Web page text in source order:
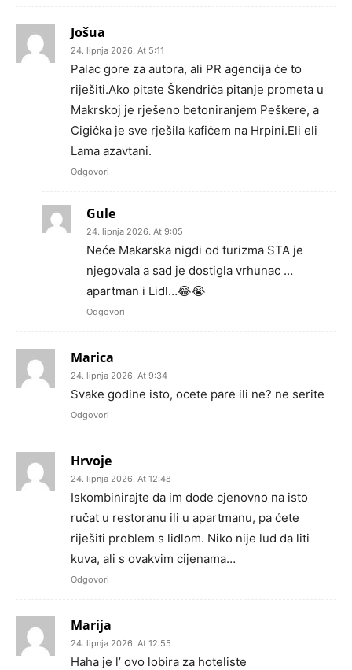
Jošua
24. lipnja 2026. At 5:11
Palac gore za autora, ali PR agencija ċe to
riješiti.Ako pitate Škendriċa pitanje prometa u
Makrskoj je rješeno betoniranjem Peškere, a
Cigiċka je sve rješila kafiċem na Hrpini.Eli eli
Lama azavtani.
Odgovori
Gule
24. lipnja 2026. At 9:05
Neće Makarska nigdi od turizma STA je
njegovala a sad je dostigla vrhunac …
apartman i Lidl…😂😭
Odgovori
Marica
24. lipnja 2026. At 9:34
Svake godine isto, ocete pare ili ne? ne serite
Odgovori
Hrvoje
24. lipnja 2026. At 12:48
Iskombinirajte da im dođe cjenovno na isto
ručat u restoranu ili u apartmanu, pa ćete
riješiti problem s lidlom. Niko nije lud da liti
kuva, ali s ovakvim cijenama…
Odgovori
Marija
24. lipnja 2026. At 12:55
Haha je l’ ovo lobira za hoteliste